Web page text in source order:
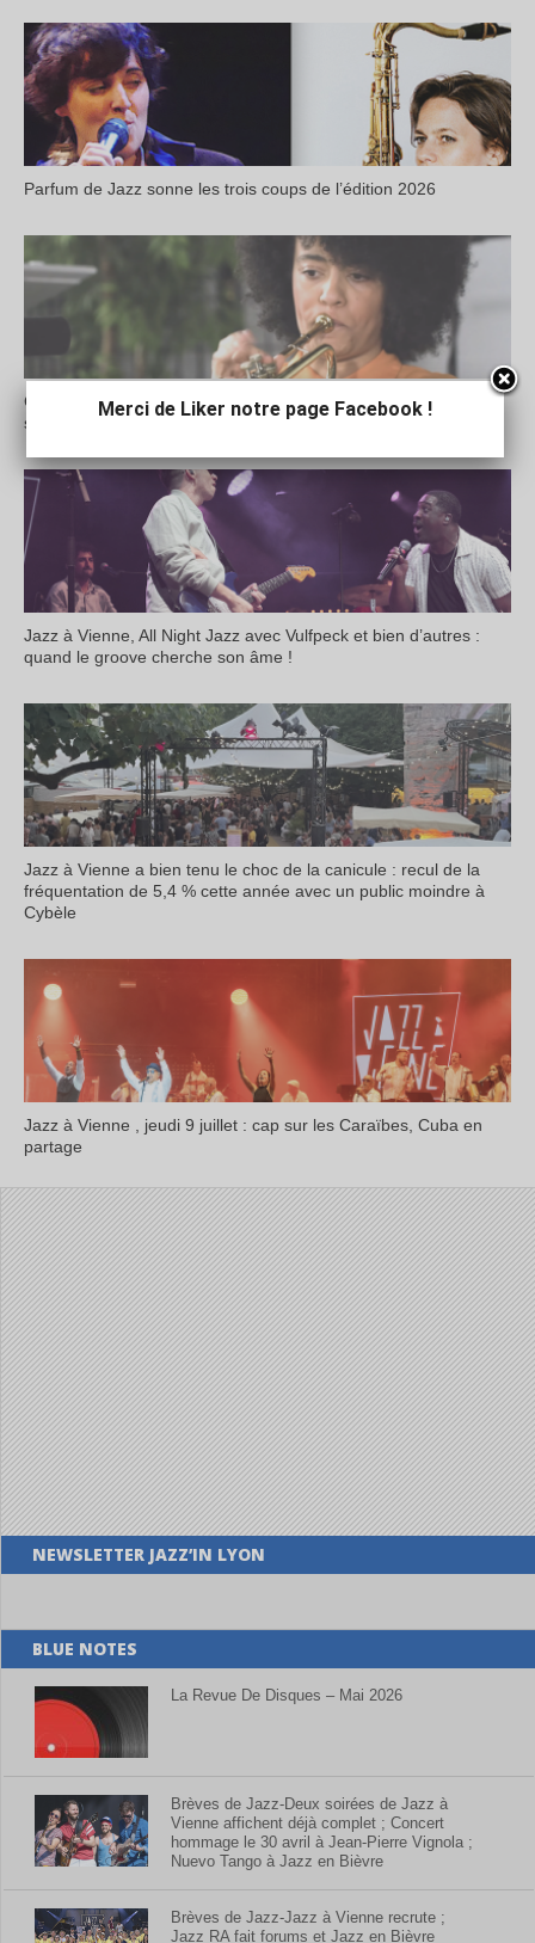
Parfum de Jazz sonne les trois coups de l’édition 2026
Crescent Jazz Festival : du très beau monde à Mâcon jusqu’à
samedi
Jazz à Vienne, All Night Jazz avec Vulfpeck et bien d’autres :
quand le groove cherche son âme !
Jazz à Vienne a bien tenu le choc de la canicule : recul de la
fréquentation de 5,4 % cette année avec un public moindre à
Cybèle
Jazz à Vienne , jeudi 9 juillet : cap sur les Caraïbes, Cuba en
partage
NEWSLETTER JAZZ’IN LYON
BLUE NOTES
La Revue De Disques – Mai 2026
Brèves de Jazz-Deux soirées de Jazz à
Vienne affichent déjà complet ; Concert
hommage le 30 avril à Jean-Pierre Vignola ;
Nuevo Tango à Jazz en Bièvre
Brèves de Jazz-Jazz à Vienne recrute ;
Jazz RA fait forums et Jazz en Bièvre
Merci de Liker notre page Facebook !